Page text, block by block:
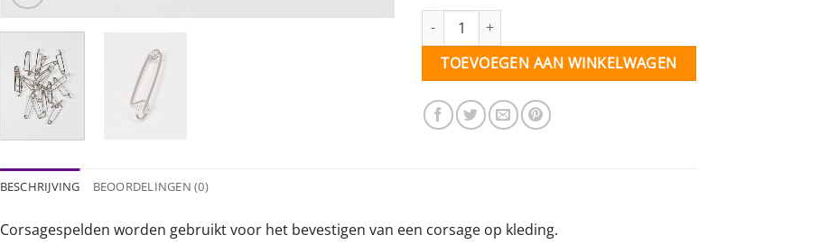
Corsagespeld - 20 stuks aantal
TOEVOEGEN AAN WINKELWAGEN
BESCHRIJVING BEOORDELINGEN (0)
Corsagespelden worden gebruikt voor het bevestigen van een corsage op kleding.